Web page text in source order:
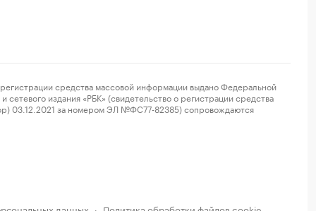
средства массовой информации выдано Федеральной
издания «РБК» (свидетельство о регистрации средства
03.12.2021 за номером ЭЛ №ФС77-82385) сопровождаются